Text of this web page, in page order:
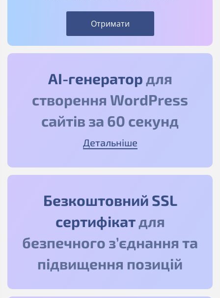
Отримати
АІ-генератордля
створення WordPress
сайтів за 60 секунд
Детальніше
Безкоштовний SSL
сертифікатдля
безпечного з’єднання та
підвищення позицій